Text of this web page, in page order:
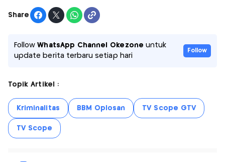
Share
FollowWhatsApp Channel Okezone untuk
update berita terbaru setiap hari
Follow
Topik Artikel :
Kriminalitas BBM Oplosan TV Scope GTV
TV Scope